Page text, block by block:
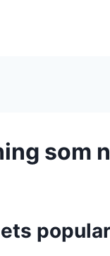
som